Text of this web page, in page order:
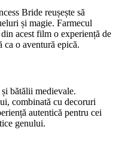
Bride reușește să
și magie. Farmecul
acest film o experiență de
ca o aventură epică.
bătălii medievale.
combinată cu decoruri
autentică pentru cei
genului.